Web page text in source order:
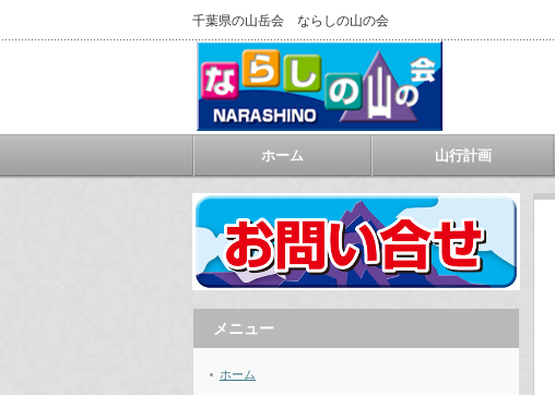
千葉県の山岳会 ならしの山の会
ホーム 山行計画
メニュー
ホーム